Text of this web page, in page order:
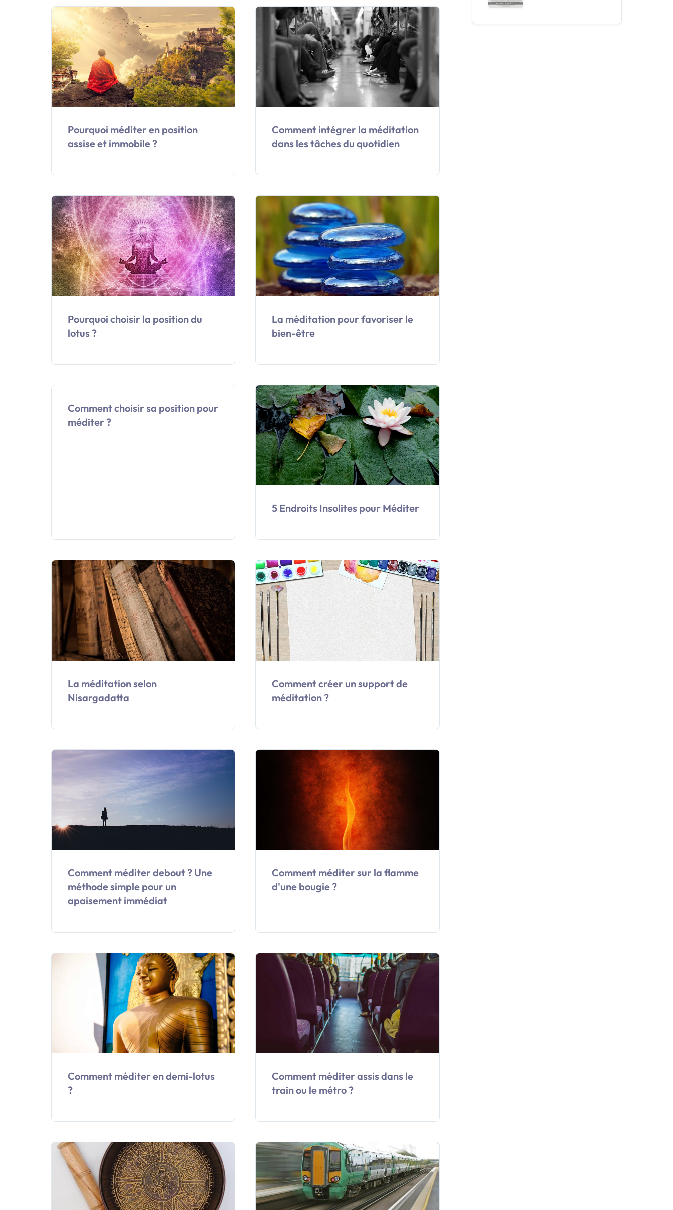
Pourquoi méditer en position
assise et immobile ?
Comment intégrer la méditation
dans les tâches du quotidien
Pourquoi choisir la position du
lotus ?
La méditation pour favoriser le
bien-être
Comment choisir sa position pour
méditer ?
5 Endroits Insolites pour Méditer
La méditation selon
Nisargadatta
Comment créer un support de
méditation ?
Comment méditer debout ? Une
méthode simple pour un
apaisement immédiat
Comment méditer sur la flamme
d'une bougie ?
Comment méditer en demi-lotus
?
Comment méditer assis dans le
train ou le métro ?